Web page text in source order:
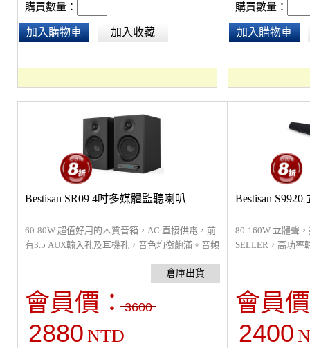
購買數量：
加入購物車 加入收藏
購買數量：
加入購物車
Bestisan SR09 4吋多媒體監聽喇叭
60-80W 超值好用的木質音箱，AC 直接供電，前
有3.5 AUX輸入孔及耳機孔，音色均衡飽滿。音頻
藍芽5.0。DSP數位調音(電影/音樂/新聞)。產品規
格：14.2*17.8*23 cm, X2個
會員價：3600
2880 NTD
Bestisan
80-160W 立體聲
SELLER，高功率
音(電影/音樂/新
101*10*10cm,
正常使用
會員
2400